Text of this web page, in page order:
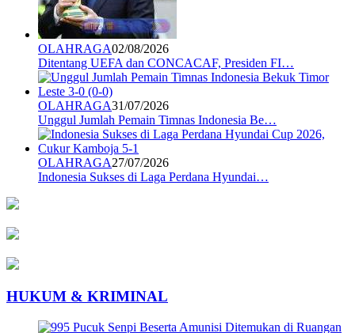
OLAHRAGA02/08/2026
Ditentang UEFA dan CONCACAF, Presiden FI…
OLAHRAGA31/07/2026
Unggul Jumlah Pemain Timnas Indonesia Be…
OLAHRAGA27/07/2026
Indonesia Sukses di Laga Perdana Hyundai…
HUKUM & KRIMINAL